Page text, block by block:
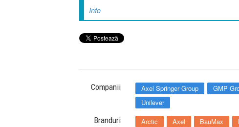
Info
Companii Axel Springer Group GMP
Unilever
Branduri Arctic Axel BauMax